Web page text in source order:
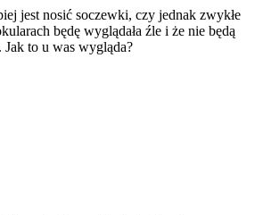
jest nosić soczewki, czy jednak zwykłe
będę wyglądała źle i że nie będą
Jak to u was wygląda?